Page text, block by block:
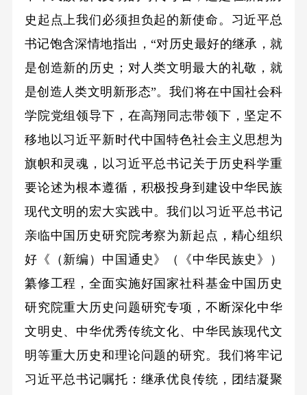
史起点上我们必须担负起的新使命。习近平总
书记饱含深情地指出，“对历史最好的继承，就
是创造新的历史；对人类文明最大的礼敬，就
是创造人类文明新形态”。我们将在中国社会科
学院党组领导下，在高翔同志带领下，坚定不
移地以习近平新时代中国特色社会主义思想为
旗帜和灵魂，以习近平总书记关于历史科学重
要论述为根本遵循，积极投身到建设中华民族
现代文明的宏大实践中。我们以习近平总书记
亲临中国历史研究院考察为新起点，精心组织
好《（新编）中国通史》（《中华民族史》）
纂修工程，全面实施好国家社科基金中国历史
研究院重大历史问题研究专项，不断深化中华
文明史、中华优秀传统文化、中华民族现代文
明等重大历史和理论问题的研究。我们将牢记
习近平总书记嘱托：继承优良传统，团结凝聚